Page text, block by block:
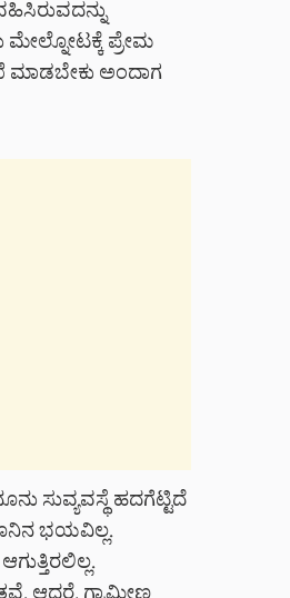
ಪ್ರೇಮ
ಮಾಡಬೇಕು ಅಂದಾಗ
ಸುವ್ಯವಸ್ಥೆ ಹದಗೆಟ್ಟಿದೆ
ಭಯವಿಲ್ಲ.